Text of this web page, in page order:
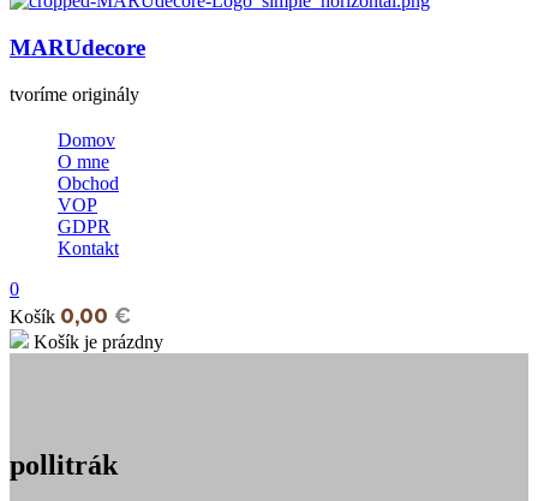
MARUdecore
tvoríme originály
Domov
O mne
Obchod
VOP
GDPR
Kontakt
0
Košík 0,00 €
Košík je prázdny
pollitrák